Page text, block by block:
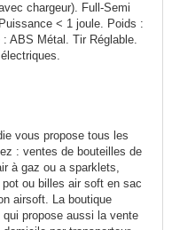
chargeur). Full-Semi
< 1 joule. Poids :
ABS Métal. Tir Réglable.
vous propose tous les
: ventes de bouteilles de
à gaz ou a sparklets,
ou billes air soft en sac
airsoft. La boutique
propose aussi la vente